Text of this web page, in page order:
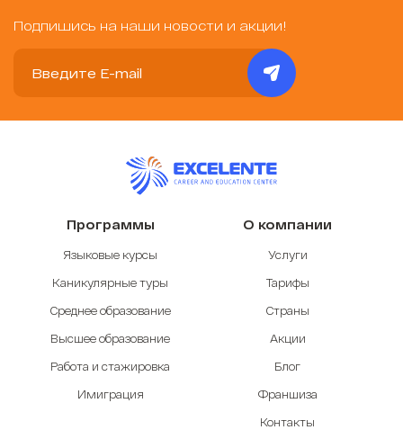
Подпишись на наши новости и акции!
Программы
Языковые курсы
Каникулярные туры
Среднее образование
Высшее образование
Работа и стажировка
Имиграция
О компании
Услуги
Тарифы
Страны
Акции
Блог
Франшиза
Контакты